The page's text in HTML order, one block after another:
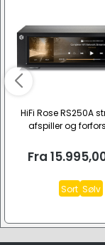
HiFi Rose RS250A
afspiller og
Fra
Sort Sølv